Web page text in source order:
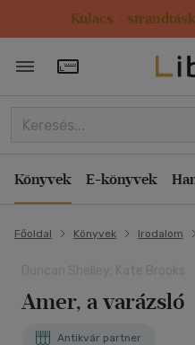
Kulacs /
Törzsvásárlói
Könyvek E-könyvek
Főoldal Könyvek Irodalom
Amer, a varázsló
Antikvár partner